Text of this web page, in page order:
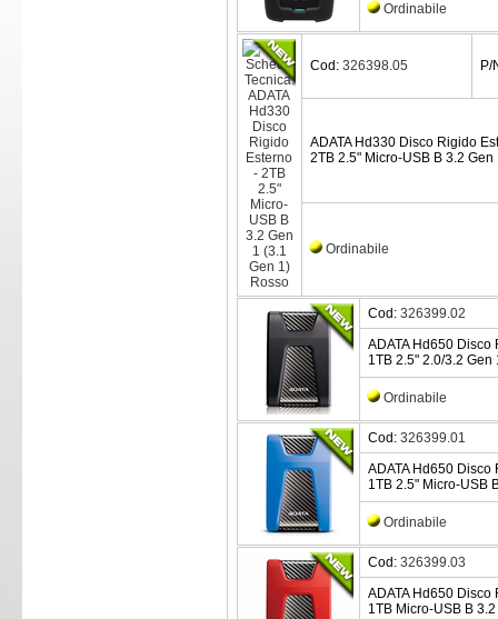
Ordinabile
Cod: 326398.05 P/
ADATA Hd330 Disco Rigido
2TB 2.5" Micro-USB B 3.2
Ordinabile
Cod: 326399.02
ADATA Hd650 Disco
1TB 2.5" 2.0/3.2
Ordinabile
Cod: 326399.01
ADATA Hd650 Disco
1TB 2.5" Micro-USB
Ordinabile
Cod: 326399.03
ADATA Hd650 Disco
1TB Micro-USB B